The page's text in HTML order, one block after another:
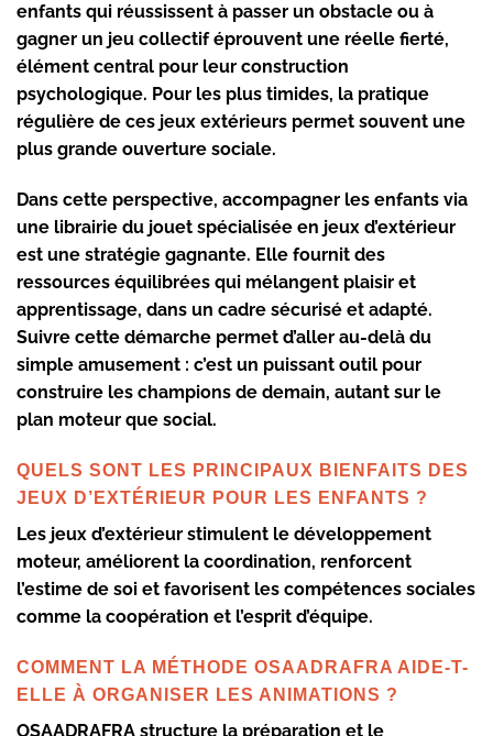
enfants qui réussissent à passer un obstacle ou à
gagner un jeu collectif éprouvent une réelle fierté,
élément central pour leur construction
psychologique. Pour les plus timides, la pratique
régulière de ces jeux extérieurs permet souvent une
plus grande ouverture sociale.
Dans cette perspective, accompagner les enfants via
une librairie du jouet spécialisée en jeux d’extérieur
est une stratégie gagnante. Elle fournit des
ressources équilibrées qui mélangent plaisir et
apprentissage, dans un cadre sécurisé et adapté.
Suivre cette démarche permet d’aller au-delà du
simple amusement : c’est un puissant outil pour
construire les champions de demain, autant sur le
plan moteur que social.
QUELS SONT LES PRINCIPAUX BIENFAITS DES
JEUX D’EXTÉRIEUR POUR LES ENFANTS ?
Les jeux d’extérieur stimulent le développement
moteur, améliorent la coordination, renforcent
l’estime de soi et favorisent les compétences sociales
comme la coopération et l’esprit d’équipe.
COMMENT LA MÉTHODE OSAADRAFRA AIDE-T-
ELLE À ORGANISER LES ANIMATIONS ?
OSAADRAFRA structure la préparation et le